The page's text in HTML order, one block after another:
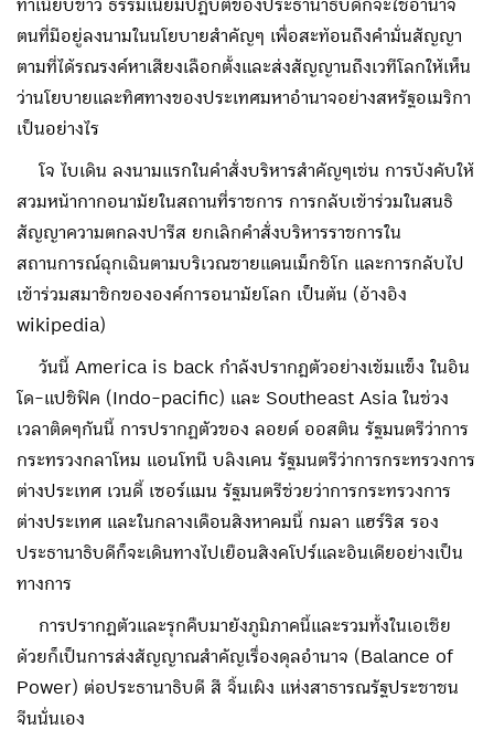
ทำเนียบขาว ธรรมเนียมปฎิบัติของประธานาธิบดีก็จะใช้อำนาจ
ตนที่มีอยู่ลงนามในนโยบายสำคัญๆ เพื่อสะท้อนถึงคำมั่นสัญญา
ตามที่ได้รณรงค์หาเสียงเลือกตั้งและส่งสัญญานถึงเวทีโลกให้เห็น
ว่านโยบายและทิศทางของประเทศมหาอำนาจอย่างสหรัฐอเมริกา
เป็นอย่างไร
โจ ไบเดิน ลงนามแรกในคำสั่งบริหารสำคัญๆเช่น การบังคับให้
สวมหน้ากากอนามัยในสถานที่ราชการ การกลับเข้าร่วมในสนธิ
สัญญาความตกลงปารีส ยกเลิกคำสั่งบริหารราชการใน
สถานการณ์ฉุกเฉินตามบริเวณชายแดนเม็กชิโก และการกลับไป
เข้าร่วมสมาชิกขององค์การอนามัยโลก เป็นต้น (อ้างอิง
wikipedia)
วันนี้ America is back กำลังปรากฎตัวอย่างเข้มแข็ง ในอิน
โด-แปชิฟิค (Indo-pacific) และ Southeast Asia ในช่วง
เวลาติดๆกันนี้ การปรากฏตัวของ ลอยด์ ออสติน รัฐมนตรีว่าการ
กระทรวงกลาโหม แอนโทนี บลิงเคน รัฐมนตรีว่าการกระทรวงการ
ต่างประเทศ เวนดี้ เซอร์แมน รัฐมนตรีช่วยว่าการกระทรวงการ
ต่างประเทศ และในกลางเดือนสิงหาคมนี้ กมลา แฮร์ริส รอง
ประธานาธิบดีก็จะเดินทางไปเยือนสิงคโปร์และอินเดียอย่างเป็น
ทางการ
การปรากฏตัวและรุกคืบมายังภูมิภาคนี้และรวมทั้งในเอเชีย
ด้วยก็เป็นการส่งสัญญาณสำคัญเรื่องดุลอำนาจ (Balance of
Power) ต่อประธานาธิบดี สี จิ้นเผิง แห่งสาธารณรัฐประชาชน
จีนนั่นเอง